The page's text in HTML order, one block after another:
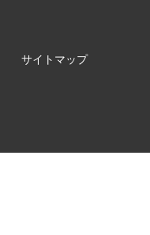
サイトマップ